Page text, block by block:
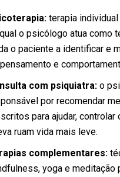
terapia
o psicólogo atua como
o paciente a identificar e
e
com psiquiatra: o
por recomendar
para ajudar, controlar
ruam vida mais leve.
complementares:
yoga e meditação